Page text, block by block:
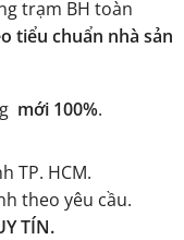
trạm BH toàn
tiểu chuẩn nhà sản
mới 100%.
TP. HCM.
theo yêu cầu.
TÍN.